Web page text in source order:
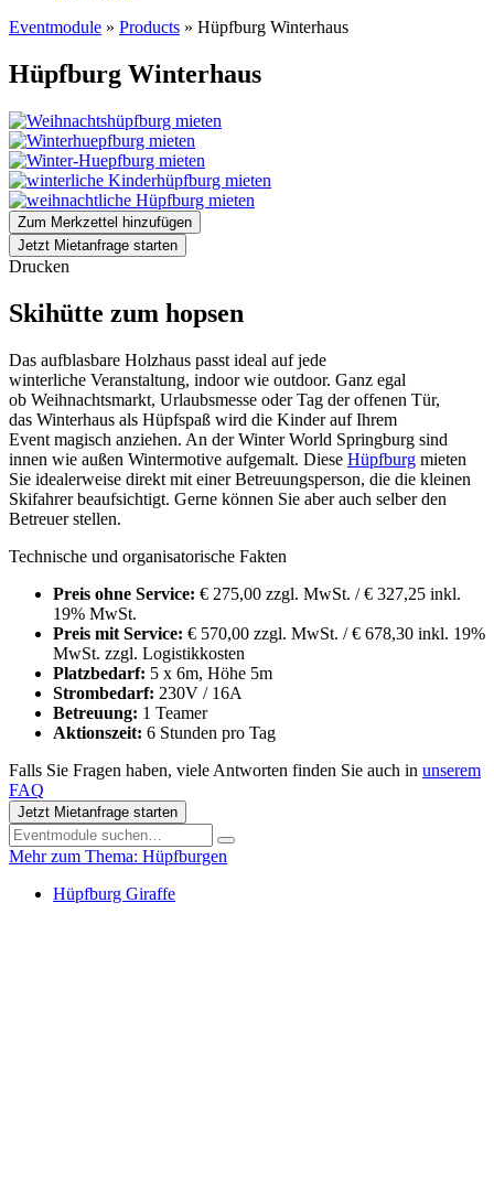
Eventmodule » Products » Hüpfburg Winterhaus
Hüpfburg Winterhaus
Zum Merkzettel hinzufügen
Jetzt Mietanfrage starten
Drucken
Skihütte zum hopsen
Das aufblasbare Holzhaus passt ideal auf jede
winterliche Veranstaltung, indoor wie outdoor. Ganz egal
ob Weihnachtsmarkt, Urlaubsmesse oder Tag der offenen Tür,
das Winterhaus als Hüpfspaß wird die Kinder auf Ihrem
Event magisch anziehen. An der Winter World Springburg sind
innen wie außen Wintermotive aufgemalt. Diese Hüpfburg mieten
Sie idealerweise direkt mit einer Betreuungsperson, die die kleinen
Skifahrer beaufsichtigt. Gerne können Sie aber auch selber den
Betreuer stellen.
Technische und organisatorische Fakten
Preis ohne Service: € 275,00 zzgl. MwSt. / € 327,25 inkl.
19% MwSt.
Preis mit Service: € 570,00 zzgl. MwSt. / € 678,30 inkl. 19%
MwSt. zzgl. Logistikkosten
Platzbedarf: 5 x 6m, Höhe 5m
Strombedarf: 230V / 16A
Betreuung: 1 Teamer
Aktionszeit: 6 Stunden pro Tag
Falls Sie Fragen haben, viele Antworten finden Sie auch in unserem
FAQ
Jetzt Mietanfrage starten
Mehr zum Thema: Hüpfburgen
Hüpfburg Giraffe